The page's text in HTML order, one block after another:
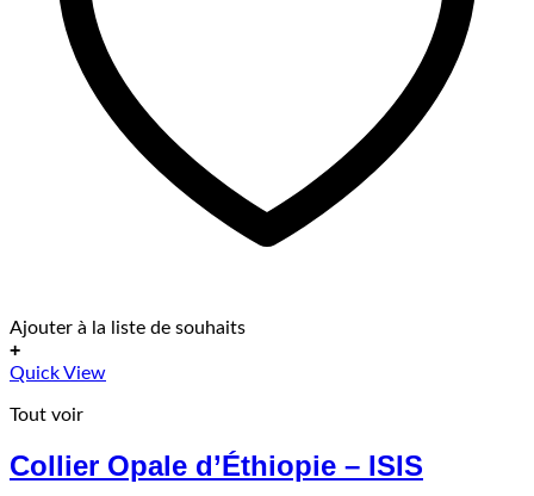
Ajouter à la liste de souhaits
+
Quick View
Tout voir
Collier Opale d’Éthiopie – ISIS